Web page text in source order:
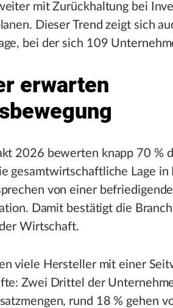
mit Zurückhaltung bei
Dieser Trend zeigt sich
bei der sich 109
erwarten
2026 bewerten knapp 70 %
gesamtwirtschaftliche Lage in
von einer
Damit bestätigt die
Wirtschaft.
viele Hersteller mit einer
Zwei Drittel der
rund 18 % gehen